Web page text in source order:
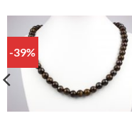
-39%